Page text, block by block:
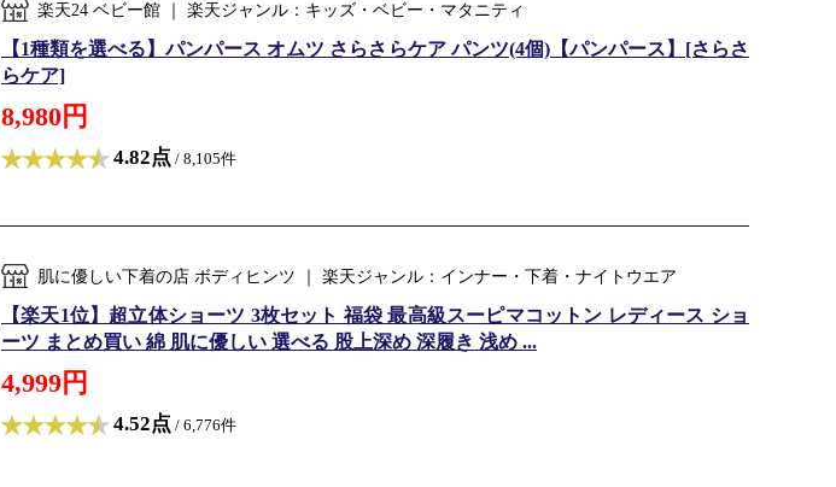
楽天24 ベビー館 ｜ 楽天ジャンル：キッズ・ベビー・マタニティ
【1種類を選べる】パンパース オムツ さらさらケア パンツ(4個)【パンパース】[さらさ
らケア]
8,980円
4.82点 / 8,105件
肌に優しい下着の店 ボディヒンツ ｜ 楽天ジャンル：インナー・下着・ナイトウエア
【楽天1位】超立体ショーツ 3枚セット 福袋 最高級スーピマコットン レディース ショ
ーツ まとめ買い 綿 肌に優しい 選べる 股上深め 深履き 浅め ...
4,999円
4.52点 / 6,776件